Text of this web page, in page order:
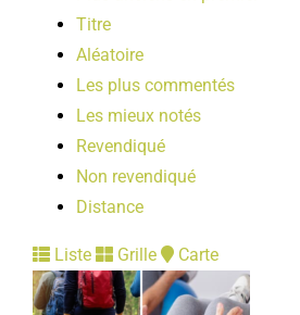
Titre
Aléatoire
Les plus commentés
Les mieux notés
Revendiqué
Non revendiqué
Distance
Liste Grille Carte